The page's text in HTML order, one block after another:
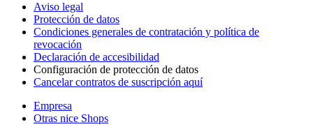
Aviso legal
Protección de datos
Condiciones generales de contratación y política de
revocación
Declaración de accesibilidad
Configuración de protección de datos
Cancelar contratos de suscripción aquí
Empresa
Otras nice Shops